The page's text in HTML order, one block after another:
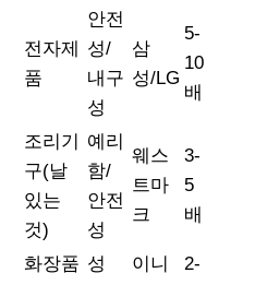
전자제
품
안전
성/
내구
성
삼
성/LG
5-
10
배
조리기
구(날
있는
것)
예리
함/
안전
성
웨스
트마
크
3-
5
배
화장품 성
이니
2-